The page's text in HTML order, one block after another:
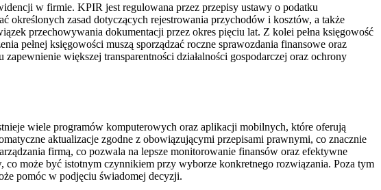
w firmie. KPIR jest regulowana przez przepisy ustawy o podatku
określonych zasad dotyczących rejestrowania przychodów i kosztów, a także
przechowywania dokumentacji przez okres pięciu lat. Z kolei pełna księgowość
pełnej księgowości muszą sporządzać roczne sprawozdania finansowe oraz
większej transparentności działalności gospodarczej oraz ochrony
wiele programów komputerowych oraz aplikacji mobilnych, które oferują
aktualizacje zgodne z obowiązującymi przepisami prawnymi, co znacznie
firmą, co pozwala na lepsze monitorowanie finansów oraz efektywne
może być istotnym czynnikiem przy wyborze konkretnego rozwiązania. Poza tym
pomóc w podjęciu świadomej decyzji.